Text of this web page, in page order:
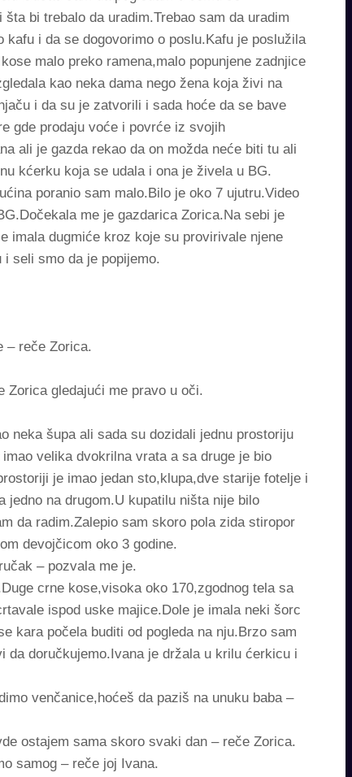
bi trebalo da uradim.Trebao sam da uradim
i da se dogovorimo o poslu.Kafu je poslužila
malo preko ramena,malo popunjene zadnjice
kao neka dama nego žena koja živi na
i da su je zatvorili i sada hoće da se bave
gde prodaju voće i povrće iz svojih
ali je gazda rekao da on možda neće biti tu ali
kćerku koja se udala i ona je živela u BG.
poranio sam malo.Bilo je oko 7 ujutru.Video
me je gazdarica Zorica.Na sebi je
imala dugmiće kroz koje su provirivale njene
seli smo da je popijemo.
– reče Zorica.
Zorica gledajući me pravo u oči.
neka šupa ali sada su dozidali jednu prostoriju
velika dvokrilna vrata a sa druge je bio
je imao jedan sto,klupa,dve starije fotelje i
na drugom.U kupatilu ništa nije bilo
da radim.Zalepio sam skoro pola zida stiropor
devojčicom oko 3 godine.
– pozvala me je.
crne kose,visoka oko 170,zgodnog tela sa
ispod uske majice.Dole je imala neki šorc
kara počela buditi od pogleda na nju.Brzo sam
doručkujemo.Ivana je držala u krilu ćerkicu i
venčanice,hoćeš da paziš na unuku baba –
ostajem sama skoro svaki dan – reče Zorica.
samog – reče joj Ivana.